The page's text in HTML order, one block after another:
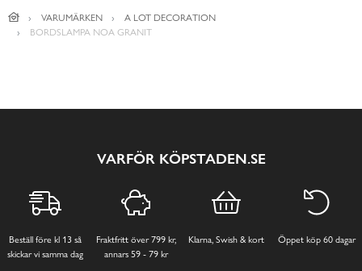
VARUMÄRKEN
A LOT DECORATION
BORDSLAMPA NOA GRANIT
VARFÖR KÖPSTADEN.SE
Beställ före kl 13 så
skickar vi samma dag
Fraktfritt över 799 kr,
annars 59 - 79 kr
Klarna, Swish & kort Öppet köp 60 dagar